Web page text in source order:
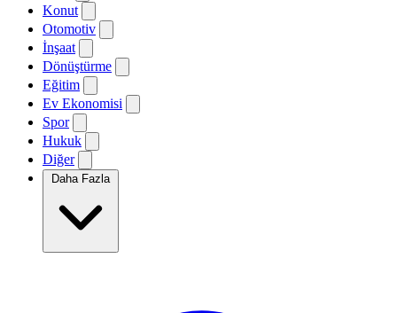
Konut
Otomotiv
İnşaat
Dönüştürme
Eğitim
Ev Ekonomisi
Spor
Hukuk
Diğer
Daha Fazla